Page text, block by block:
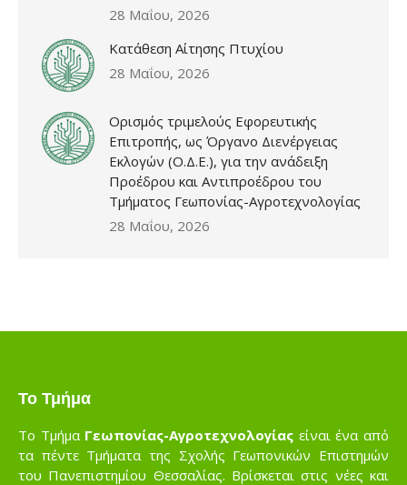
28 Μαΐου, 2026
Κατάθεση Αίτησης Πτυχίου
28 Μαΐου, 2026
Ορισμός τριμελούς Εφορευτικής
Επιτροπής, ως Όργανο Διενέργειας
Εκλογών (Ο.Δ.Ε.), για την ανάδειξη
Προέδρου και Αντιπροέδρου του
Τμήματος Γεωπονίας-Αγροτεχνολογίας
28 Μαΐου, 2026
Το Τμήμα
Το Τμήμα Γεωπονίας-Αγροτεχνολογίας είναι ένα από
τα πέντε Τμήματα της Σχολής Γεωπονικών Επιστημών
του Πανεπιστημίου Θεσσαλίας. Βρίσκεται στις νέες και